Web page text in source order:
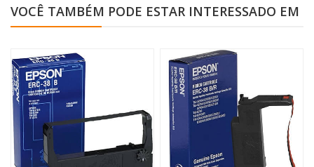
VOCÊ TAMBÉM PODE ESTAR INTERESSADO EM